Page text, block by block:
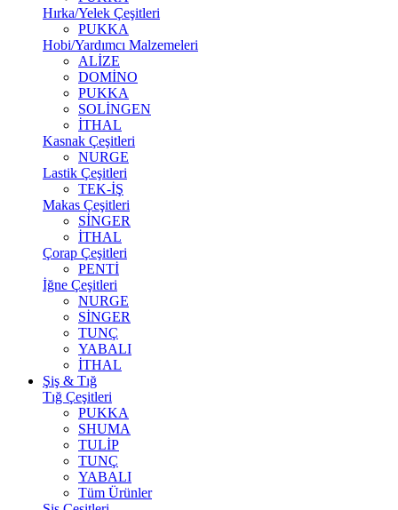
Hırka/Yelek Çeşitleri
PUKKA
Hobi/Yardımcı Malzemeleri
ALİZE
DOMİNO
PUKKA
SOLİNGEN
İTHAL
Kasnak Çeşitleri
NURGE
Lastik Çeşitleri
TEK-İŞ
Makas Çeşitleri
SİNGER
İTHAL
Çorap Çeşitleri
PENTİ
İğne Çeşitleri
NURGE
SİNGER
TUNÇ
YABALI
İTHAL
Şiş & Tığ
Tığ Çeşitleri
PUKKA
SHUMA
TULİP
TUNÇ
YABALI
Tüm Ürünler